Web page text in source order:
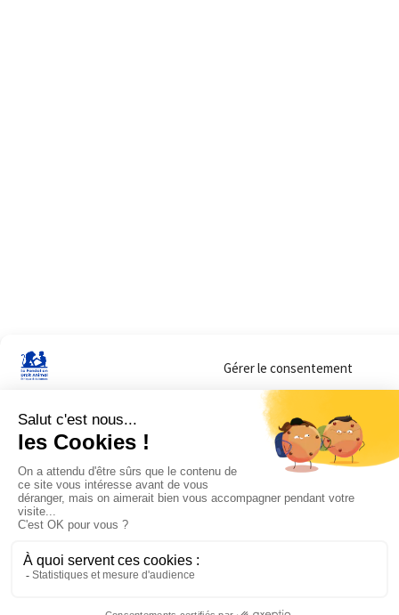
Gérer le consentement
Sur ce site, nous utilisons des cookies pour mesurer notre audience et vous
lorsque vous y consentez. Vous pouvez sélectionner ceux que vous autorisez
navigation.